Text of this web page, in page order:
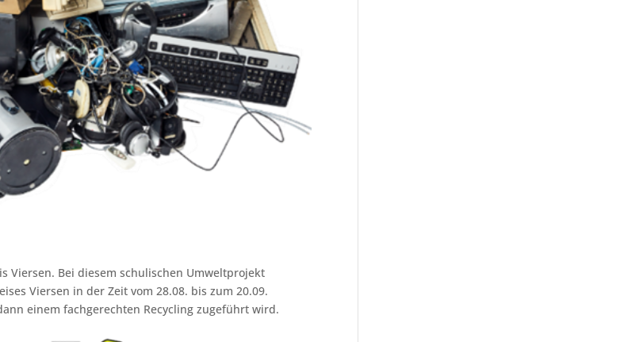
Viersen. Bei diesem schulischen Umweltprojekt
Viersen in der Zeit vom 28.08. bis zum 20.09.
einem fachgerechten Recycling zugeführt wird.